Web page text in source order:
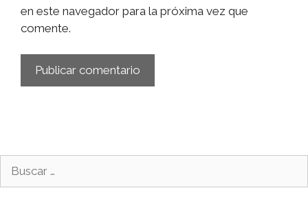
en este navegador para la próxima vez que
comente.